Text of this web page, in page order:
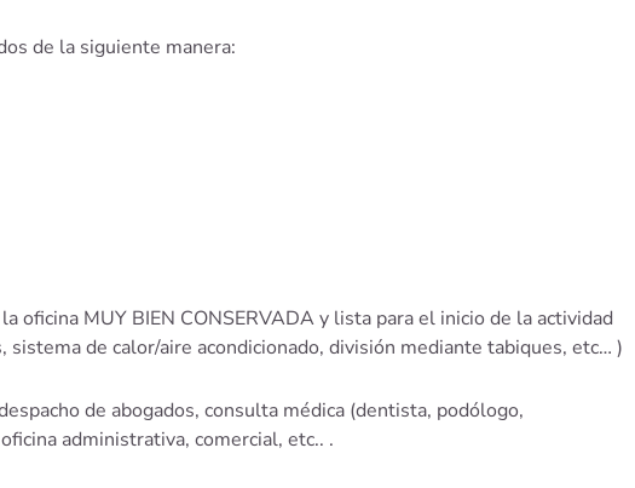
de la siguiente manera:
oficina MUY BIEN CONSERVADA y lista para el inicio de la actividad
sistema de calor/aire acondicionado, división mediante tabiques, etc… )
de abogados, consulta médica (dentista, podólogo,
administrativa, comercial, etc.. .